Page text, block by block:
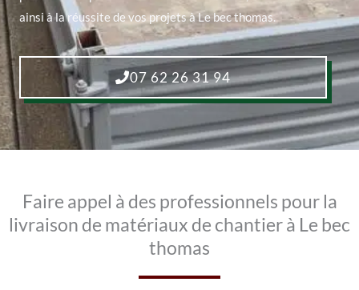
ainsi à la réussite de vos projets à Le bec thomas.
07 62 26 31 94
Faire appel à des professionnels pour la
livraison de matériaux de chantier à Le bec
thomas